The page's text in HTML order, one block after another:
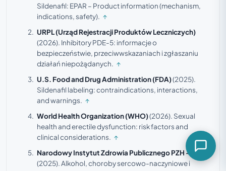
Sildenafil: EPAR – Product information (mechanism,
indications, safety). ↑
URPL (Urząd Rejestracji Produktów Leczniczych)
(2026). Inhibitory PDE-5: informacje o
bezpieczeństwie, przeciwwskazaniach i zgłaszaniu
działań niepożądanych. ↑
U.S. Food and Drug Administration (FDA)(2025).
Sildenafil labeling: contraindications, interactions,
and warnings. ↑
World Health Organization (WHO)(2026). Sexual
health and erectile dysfunction: risk factors and
clinical considerations. ↑
Narodowy Instytut Zdrowia Publicznego PZH – PIB
(2025).Alkohol, choroby sercowo-naczyniowe i